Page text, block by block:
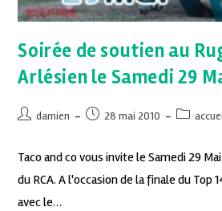
Soirée de soutien au
Arlésien le Samedi 29
damien 28 mai 2010
Taco and co vous invite le Samedi 29
du RCA. A l'occasion de la finale du Top
avec le…